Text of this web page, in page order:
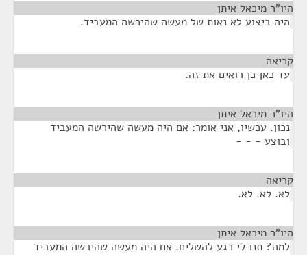
היו"ר מיכאל איתן
היה ביצוע לא נאות של מעשה שהירשה המעביד.
קריאה
עד כאן כן רואים את זה.
היו"ר מיכאל איתן
נכון. עכשיו, אני אומר: אם היה מעשה שהירשה המעביד
ובוצע - - -
קריאה
לא. לא. לא.
היו"ר מיכאל איתן
למה? תנו לי רגע להשלים. אם היה מעשה שהירשה המעביד